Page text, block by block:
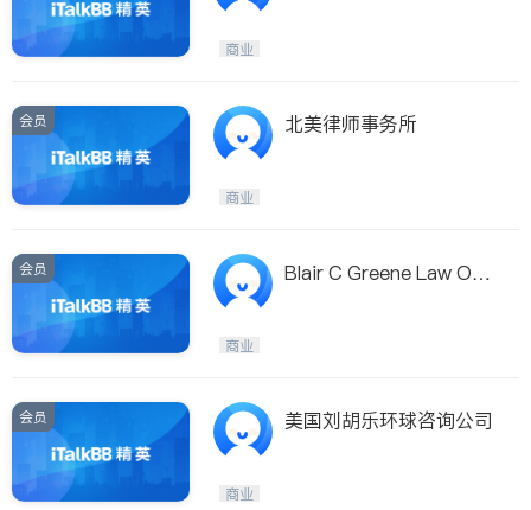
商业
会员 北美律师事务所
商业
会员
Blair C Greene Law Offi
商业
会员 美国刘胡乐环球咨询公司
商业